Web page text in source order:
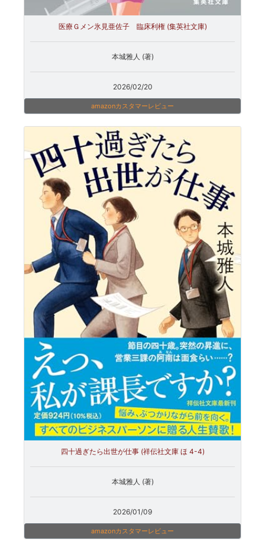
医療Ｇメン氷見亜佐子 臨床利権 (集英社文庫)
本城雅人 (著)
2026/02/20
amazonカスタマーレビュー
四十過ぎたら出世が仕事 (祥伝社文庫 ほ 4-4)
本城雅人 (著)
2026/01/09
amazonカスタマーレビュー